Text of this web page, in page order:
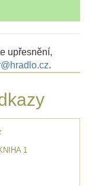
upřesnění,
.
1